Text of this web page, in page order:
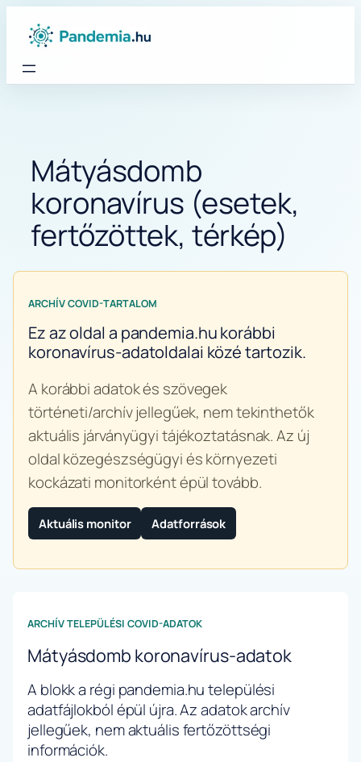
Mátyásdomb
koronavírus (esetek,
fertőzöttek, térkép)
ARCHÍV COVID-TARTALOM
Ez az oldal a pandemia.hu korábbi
koronavírus-adatoldalai közé tartozik.
A korábbi adatok és szövegek
történeti/archív jellegűek, nem tekinthetők
aktuális járványügyi tájékoztatásnak. Az új
oldal közegészségügyi és környezeti
kockázati monitorként épül tovább.
Aktuális monitor Adatforrások
ARCHÍV TELEPÜLÉSI COVID-ADATOK
Mátyásdomb koronavírus-adatok
A blokk a régi pandemia.hu települési
adatfájlokból épül újra. Az adatok archív
jellegűek, nem aktuális fertőzöttségi
információk.